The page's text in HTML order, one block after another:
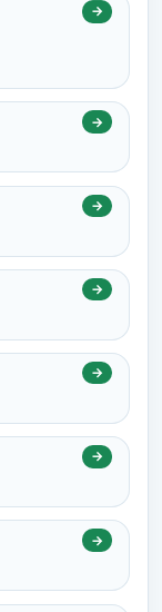
→
→
→
→
→
→
→